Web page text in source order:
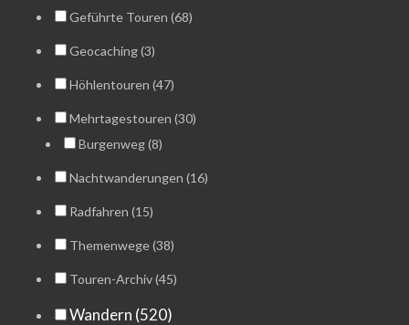
Geführte Touren (68)
Geocaching (3)
Höhlentouren (47)
Mehrtagestouren (30)
Burgenweg (8)
Nachtwanderungen (16)
Radfahren (15)
Themenwege (38)
Touren-Archiv (45)
Wandern (520)